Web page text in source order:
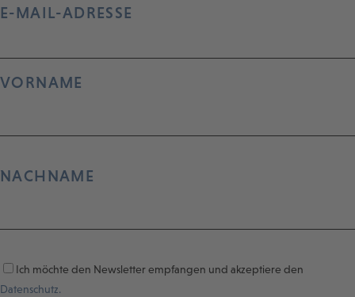
E-MAIL-ADRESSE
VORNAME
NACHNAME
Ich möchte den Newsletter empfangen und akzeptiere den
Datenschutz.